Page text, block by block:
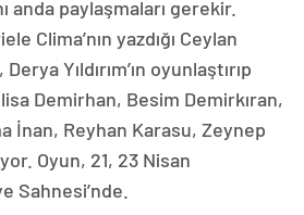
anda paylaşmaları gerekir.
Clima’nın yazdığı Ceylan
Yıldırım’ın oyunlaştırıp
Demirhan, Besim Demirkıran,
İnan, Reyhan Karasu, Zeynep
Oyun, 21, 23 Nisan
Sahnesi’nde.